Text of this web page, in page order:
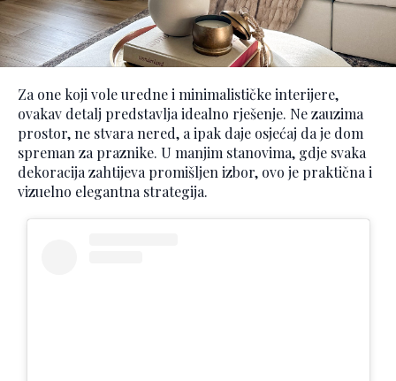
Za one koji vole uredne i minimalističke interijere,
ovakav detalj predstavlja idealno rješenje. Ne zauzima
prostor, ne stvara nered, a ipak daje osjećaj da je dom
spreman za praznike. U manjim stanovima, gdje svaka
dekoracija zahtijeva promišljen izbor, ovo je praktična i
vizuelno elegantna strategija.